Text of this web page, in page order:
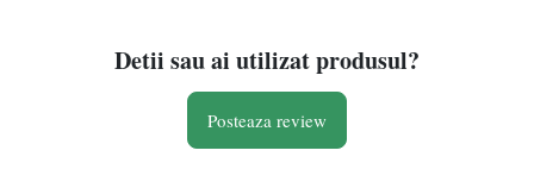
Detii sau ai utilizat produsul?
Posteaza review